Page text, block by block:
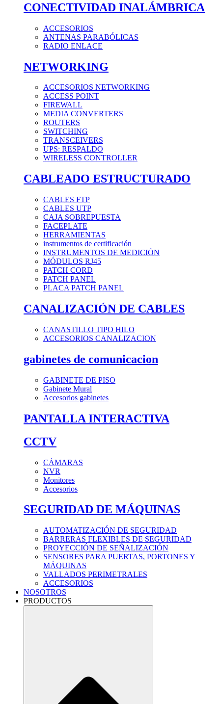
CONECTIVIDAD INALÁMBRICA
ACCESORIOS
ANTENAS PARABÓLICAS
RADIO ENLACE
NETWORKING
ACCESORIOS NETWORKING
ACCESS POINT
FIREWALL
MEDIA CONVERTERS
ROUTERS
SWITCHING
TRANSCEIVERS
UPS: RESPALDO
WIRELESS CONTROLLER
CABLEADO ESTRUCTURADO
CABLES FTP
CABLES UTP
CAJA SOBREPUESTA
FACEPLATE
HERRAMIENTAS
instrumentos de certificación
INSTRUMENTOS DE MEDICIÓN
MÓDULOS RJ45
PATCH CORD
PATCH PANEL
PLACA PATCH PANEL
CANALIZACIÓN DE CABLES
CANASTILLO TIPO HILO
ACCESORIOS CANALIZACION
gabinetes de comunicacion
GABINETE DE PISO
Gabinete Mural
Accesorios gabinetes
PANTALLA INTERACTIVA
CCTV
CÁMARAS
NVR
Monitores
Accesorios
SEGURIDAD DE MÁQUINAS
AUTOMATIZACIÓN DE SEGURIDAD
BARRERAS FLEXIBLES DE SEGURIDAD
PROYECCIÓN DE SEÑALIZACIÓN
SENSORES PARA PUERTAS, PORTONES Y
MÁQUINAS
VALLADOS PERIMETRALES
ACCESORIOS
NOSOTROS
PRODUCTOS